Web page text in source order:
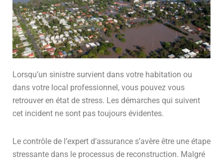
Lorsqu’un sinistre survient dans votre habitation ou
dans votre local professionnel, vous pouvez vous
retrouver en état de stress. Les démarches qui suivent
cet incident ne sont pas toujours évidentes.
Le contrôle de l’expert d’assurance s’avère être une étape
stressante dans le processus de reconstruction. Malgré